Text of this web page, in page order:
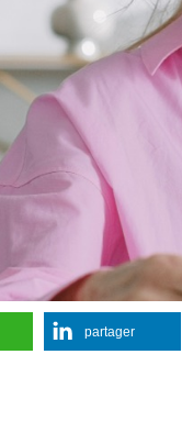
partager